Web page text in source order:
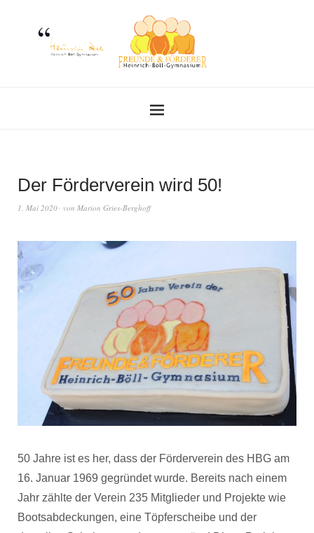
Der Förderverein wird 50!
1. Mai 2020 von Marion Gries-Berghoff
50 Jahre ist es her, dass der Förderverein des HBG am
16. Januar 1969 gegründet wurde. Bereits nach einem
Jahr zählte der Verein 235 Mitglieder und Projekte wie
Bootsabdeckungen, eine Töpferscheibe und der